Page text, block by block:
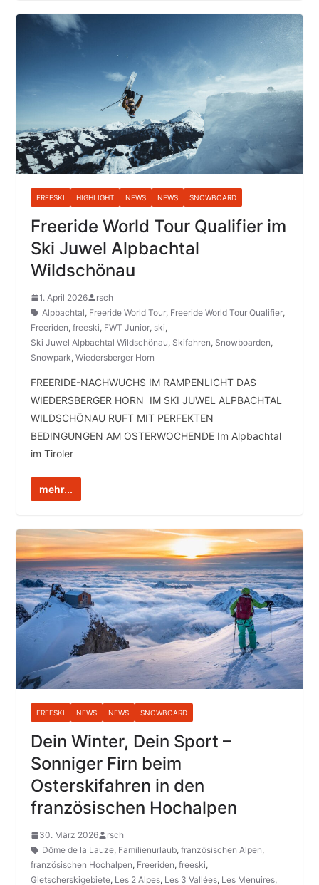
FREESKI HIGHLIGHT NEWS NEWS SNOWBOARD
Freeride World Tour Qualifier im
Ski Juwel Alpbachtal
Wildschönau
1. April 2026
rsch
Alpbachtal, Freeride World Tour, Freeride World Tour Qualifier,
Freeriden, freeski, FWT Junior, ski,
Ski Juwel Alpbachtal Wildschönau, Skifahren, Snowboarden,
Snowpark, Wiedersberger Horn
FREERIDE-NACHWUCHS IM RAMPENLICHT DAS
WIEDERSBERGER HORN IM SKI JUWEL ALPBACHTAL
WILDSCHÖNAU RUFT MIT PERFEKTEN
BEDINGUNGEN AM OSTERWOCHENDE Im Alpbachtal
im Tiroler
mehr...
FREESKI NEWS NEWS SNOWBOARD
Dein Winter, Dein Sport –
Sonniger Firn beim
Osterskifahren in den
französischen Hochalpen
30. März 2026
rsch
Dôme de la Lauze, Familienurlaub, französischen Alpen,
französischen Hochalpen, Freeriden, freeski,
Gletscherskigebiete, Les 2 Alpes, Les 3 Vallées, Les Menuires,